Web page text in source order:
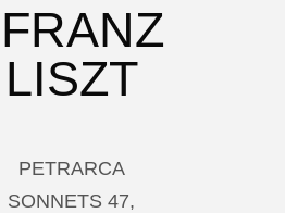
FRANZ
LISZT
PETRARCA
SONNETS 47,